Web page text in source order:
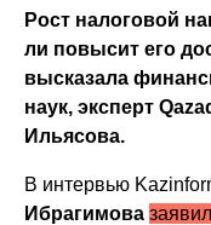
Рост налоговой
ли повысит его
высказала
наук, эксперт
Ильясова.
В интервью
Ибрагимова